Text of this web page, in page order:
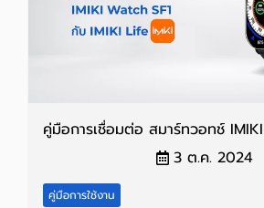
คู่มือการเชื่อมต่อ สมาร์ทวอทช์ IMIKI
3 ต.ค. 2024
คู่มือการใช้งาน